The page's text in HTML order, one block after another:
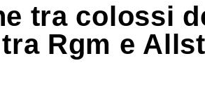
tra colossi
Rgm e